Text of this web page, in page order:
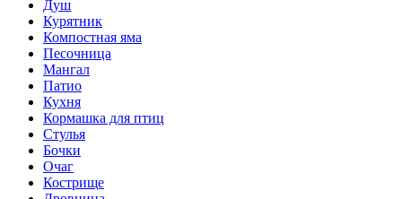
Душ
Курятник
Компостная яма
Песочница
Мангал
Патио
Кухня
Кормашка для птиц
Стулья
Бочки
Очаг
Кострище